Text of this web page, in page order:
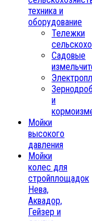
техника и
оборудование
Тележки
Садовые
и
Мойки
высокого
давления
Мойки
колес для
стройплощадок
Нева,
Аквадор,
Гейзер и